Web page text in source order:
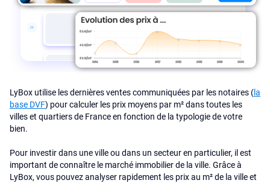
LyBox utilise les dernières ventes communiquées par les notaires (la
base DVF) pour calculer les prix moyens par m² dans toutes les
villes et quartiers de France en fonction de la typologie de votre
bien.
Pour investir dans une ville ou dans un secteur en particulier, il est
important de connaître le marché immobilier de la ville. Grâce à
LyBox, vous pouvez analyser rapidement les prix au m² de la ville et